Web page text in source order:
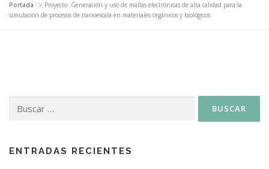
Portada >> Proyecto: Generación y uso de mallas electrónicas de alta calidad para la
simulación de procesos de nanoescala en materiales orgánicos y biológicos
ENTRADAS RECIENTES